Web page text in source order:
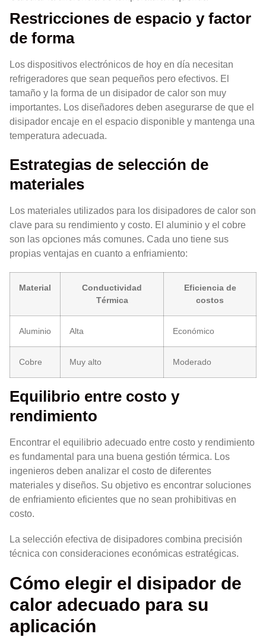
Restricciones de espacio y factor
de forma
Los dispositivos electrónicos de hoy en día necesitan
refrigeradores que sean pequeños pero efectivos. El
tamaño y la forma de un disipador de calor son muy
importantes. Los diseñadores deben asegurarse de que el
disipador encaje en el espacio disponible y mantenga una
temperatura adecuada.
Estrategias de selección de
materiales
Los materiales utilizados para los disipadores de calor son
clave para su rendimiento y costo. El aluminio y el cobre
son las opciones más comunes. Cada uno tiene sus
propias ventajas en cuanto a enfriamiento:
Material
Conductividad
Térmica
Eficiencia de
costos
Aluminio Alta Económico
Cobre Muy alto Moderado
Equilibrio entre costo y
rendimiento
Encontrar el equilibrio adecuado entre costo y rendimiento
es fundamental para una buena gestión térmica. Los
ingenieros deben analizar el costo de diferentes
materiales y diseños. Su objetivo es encontrar soluciones
de enfriamiento eficientes que no sean prohibitivas en
costo.
La selección efectiva de disipadores combina precisión
técnica con consideraciones económicas estratégicas.
Cómo elegir el disipador de
calor adecuado para su
aplicación